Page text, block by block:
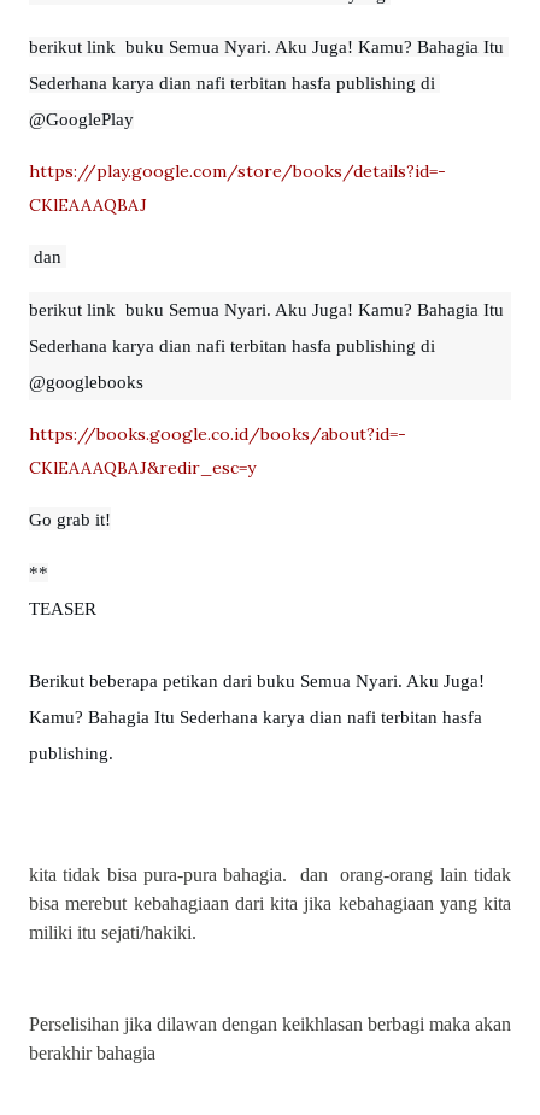
berikut link  buku Semua Nyari. Aku Juga! Kamu? Bahagia Itu
@GooglePlay
https://play.google.com/store/books/details?id=-
CKlEAAAQBAJ
dan
berikut link  buku Semua Nyari. Aku Juga! Kamu? Bahagia Itu
Sederhana karya dian nafi terbitan hasfa publishing di
@googlebooks
https://books.google.co.id/books/about?id=-
CKlEAAAQBAJ&redir_esc=y
Go grab it!
**
TEASER
Berikut beberapa petikan dari buku Semua Nyari. Aku Juga!
Kamu? Bahagia Itu Sederhana karya dian nafi terbitan hasfa
publishing.
kita tidak bisa pura-pura bahagia. dan orang-orang lain tidak
bisa merebut kebahagiaan dari kita jika kebahagiaan yang kita
miliki itu sejati/hakiki.
Perselisihan jika dilawan dengan keikhlasan berbagi maka akan
berakhir bahagia